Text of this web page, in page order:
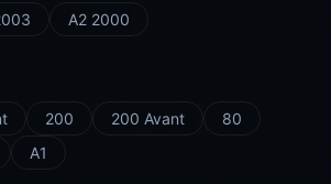
A2 2000
200 200 Avant
80
A1